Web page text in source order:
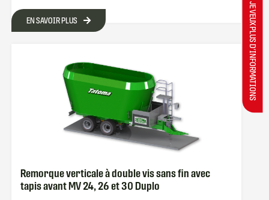
JE VEUX PLUS D'INFORMATIONS
EN SAVOIR PLUS
Remorque verticale à double vis sans fin avec
tapis avant MV 24, 26 et 30 Duplo